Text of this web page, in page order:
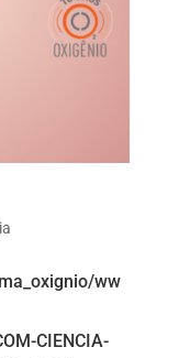
ww
CIENCIA-